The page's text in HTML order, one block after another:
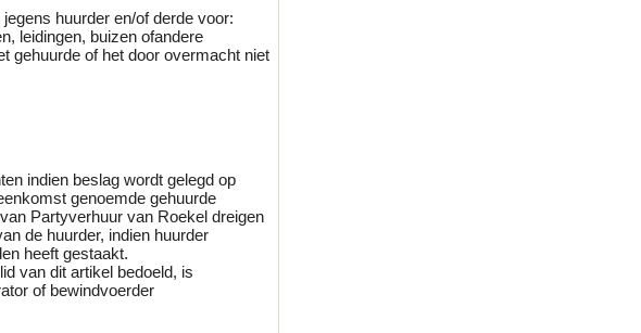
huurder en/of derde voor:
leidingen, buizen ofandere
gehuurde of het door overmacht niet
indien beslag wordt gelegd op
genoemde gehuurde
Partyverhuur van Roekel dreigen
de huurder, indien huurder
heeft gestaakt.
van dit artikel bedoeld, is
of bewindvoerder